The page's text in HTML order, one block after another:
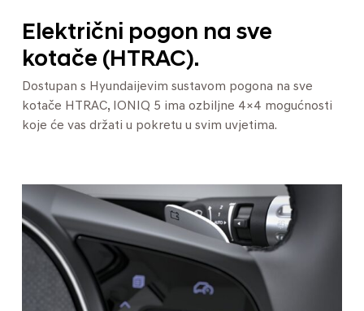
Električni pogon na sve
kotače (HTRAC).
Dostupan s Hyundaijevim sustavom pogona na sve
kotače HTRAC, IONIQ 5 ima ozbiljne 4×4 mogućnosti
koje će vas držati u pokretu u svim uvjetima.